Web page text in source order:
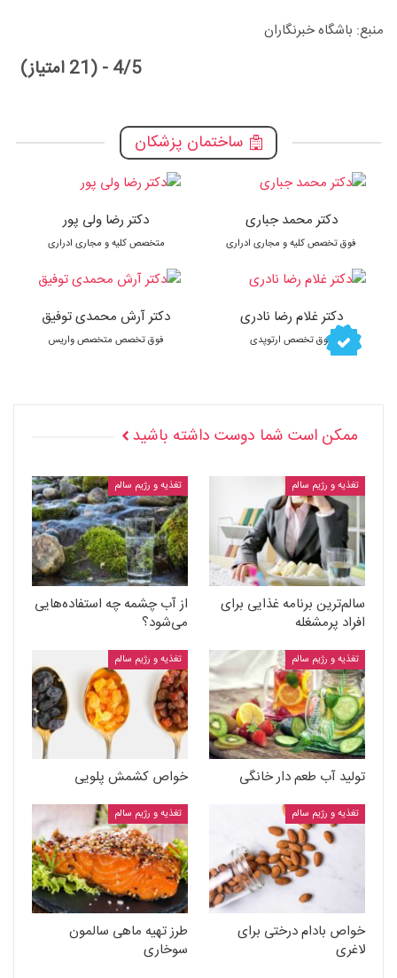
منبع: باشگاه خبرنگاران
4/5 - (21 امتیاز)
ساختمان پزشکان
دکتر محمد جباری
فوق تخصص کلیه و مجاری ادراری
دکتر غلام رضا نادری
فوق تخصص ارتوپدی
دکتر رضا ولی پور
متخصص کلیه و مجاری ادراری
دکتر آرش محمدی توفیق
فوق تخصص متخصص واریس
ممکن است شما دوست داشته باشید
تغذیه و رژیم سالم
سالم‌ترین برنامه غذایی برای
افراد پرمشغله
تغذیه و رژیم سالم
از آب چشمه چه استفاده‌هایی
می‌شود؟
تغذیه و رژیم سالم
تولید آب طعم دار خانگی
تغذیه و رژیم سالم
خواص کشمش پلویی
تغذیه و رژیم سالم
خواص بادام درختی برای
لاغری
تغذیه و رژیم سالم
طرز تهیه ماهی سالمون
سوخاری